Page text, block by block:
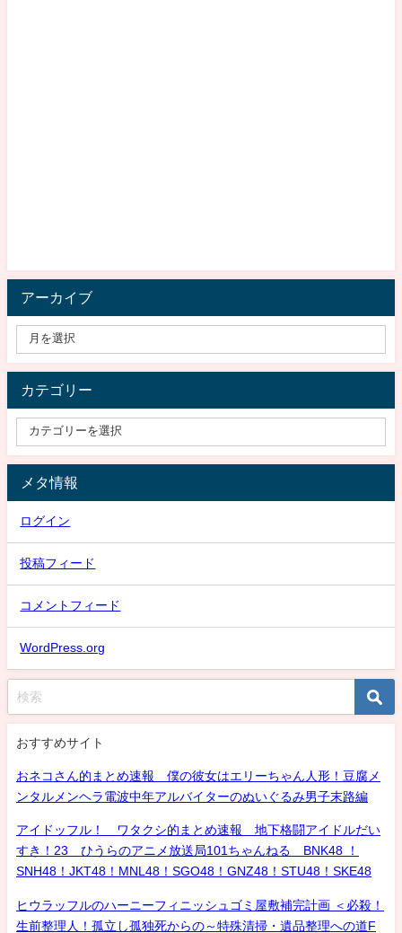
アーカイブ
カテゴリー
メタ情報
ログイン
投稿フィード
コメントフィード
WordPress.org
おすすめサイト
おネコさん的まとめ速報 僕の彼女はエリーちゃん人形！豆腐メ
ンタルメンヘラ電波中年アルバイターのぬいぐるみ男子末路編
アイドッフル！ ワタクシ的まとめ速報 地下格闘アイドルだい
すき！23 ひうらのアニメ放送局101ちゃんねる BNK48 ！
SNH48！JKT48！MNL48！SGO48！GNZ48！STU48！SKE48
ヒウラッフルのハーニーフィニッシュゴミ屋敷補完計画 ＜必殺！
生前整理人！孤立し孤独死からの～特殊清掃・遺品整理への道F